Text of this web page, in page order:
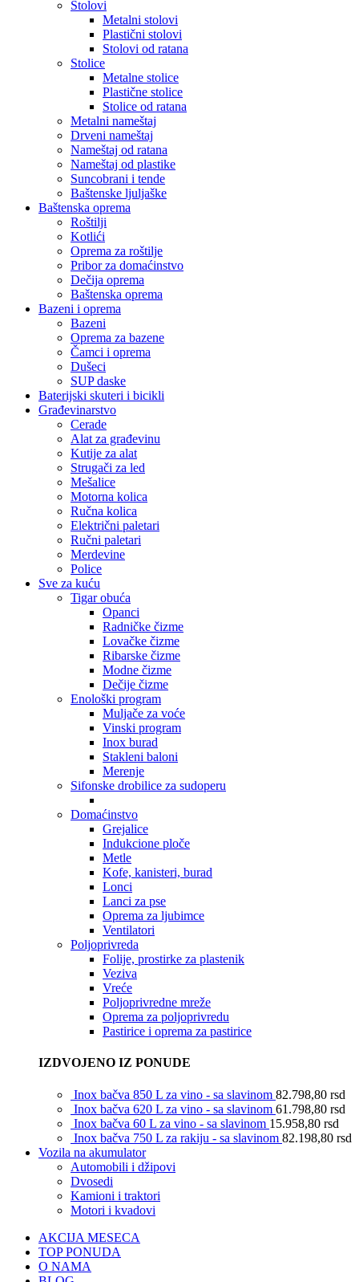
Stolovi
Metalni stolovi
Plastični stolovi
Stolovi od ratana
Stolice
Metalne stolice
Plastične stolice
Stolice od ratana
Metalni nameštaj
Drveni nameštaj
Nameštaj od ratana
Nameštaj od plastike
Suncobrani i tende
Baštenske ljuljaške
Baštenska oprema
Roštilji
Kotlići
Oprema za roštilje
Pribor za domaćinstvo
Dečija oprema
Baštenska oprema
Bazeni i oprema
Bazeni
Oprema za bazene
Čamci i oprema
Dušeci
SUP daske
Baterijski skuteri i bicikli
Građevinarstvo
Cerade
Alat za građevinu
Kutije za alat
Strugači za led
Mešalice
Motorna kolica
Ručna kolica
Električni paletari
Ručni paletari
Merdevine
Police
Sve za kuću
Tigar obuća
Opanci
Radničke čizme
Lovačke čizme
Ribarske čizme
Modne čizme
Dečije čizme
Enološki program
Muljače za voće
Vinski program
Inox burad
Stakleni baloni
Merenje
Sifonske drobilice za sudoperu
Domaćinstvo
Grejalice
Indukcione ploče
Metle
Kofe, kanisteri, burad
Lonci
Lanci za pse
Oprema za ljubimce
Ventilatori
Poljoprivreda
Folije, prostirke za plastenik
Veziva
Vreće
Poljoprivredne mreže
Oprema za poljoprivredu
Pastirice i oprema za pastirice
IZDVOJENO IZ PONUDE
Inox bačva 850 L za vino - sa slavinom 82.798,80 rsd
Inox bačva 620 L za vino - sa slavinom 61.798,80 rsd
Inox bačva 60 L za vino - sa slavinom 15.958,80 rsd
Inox bačva 750 L za rakiju - sa slavinom 82.198,80 rsd
Vozila na akumulator
Automobili i džipovi
Dvosedi
Kamioni i traktori
Motori i kvadovi
AKCIJA MESECA
TOP PONUDA
O NAMA